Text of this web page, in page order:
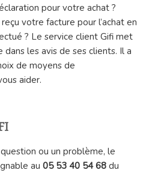
pour votre achat ?
votre facture pour l’achat en
? Le service client Gifi met
les avis de ses clients. Il a
de moyens de
aider.
ou un problème, le
au 05 53 40 54 68 du